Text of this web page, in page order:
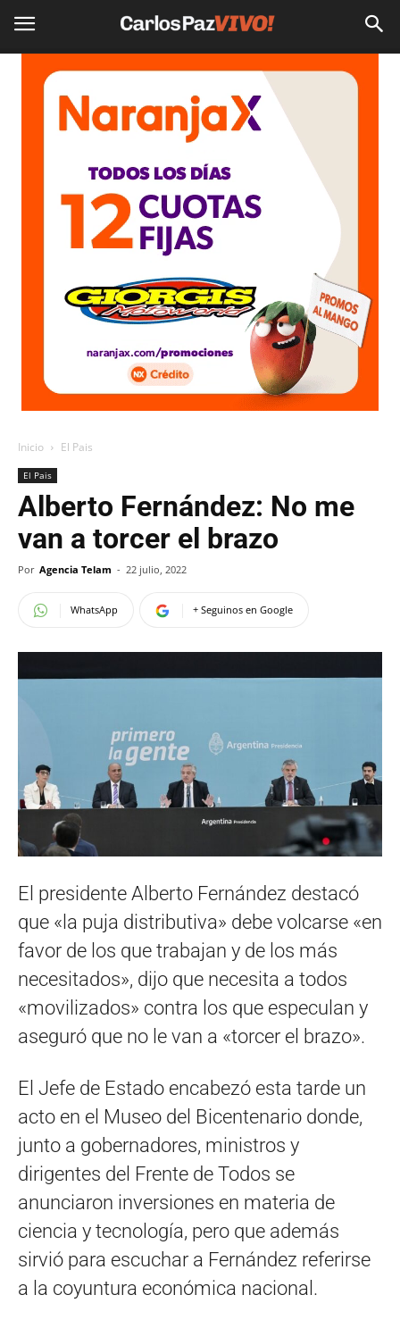
Inicio El Pais
El Pais
Alberto Fernández: No me
van a torcer el brazo
Por Agencia Telam - 22 julio, 2022
WhatsApp + Seguinos en Google
El presidente Alberto Fernández destacó
que «la puja distributiva» debe volcarse «en
favor de los que trabajan y de los más
necesitados», dijo que necesita a todos
«movilizados» contra los que especulan y
aseguró que no le van a «torcer el brazo».
El Jefe de Estado encabezó esta tarde un
acto en el Museo del Bicentenario donde,
junto a gobernadores, ministros y
dirigentes del Frente de Todos se
anunciaron inversiones en materia de
ciencia y tecnología, pero que además
sirvió para escuchar a Fernández referirse
a la coyuntura económica nacional.